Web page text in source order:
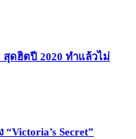
สุดฮิตปี 2020 ทำแล้วไม่
Secret”